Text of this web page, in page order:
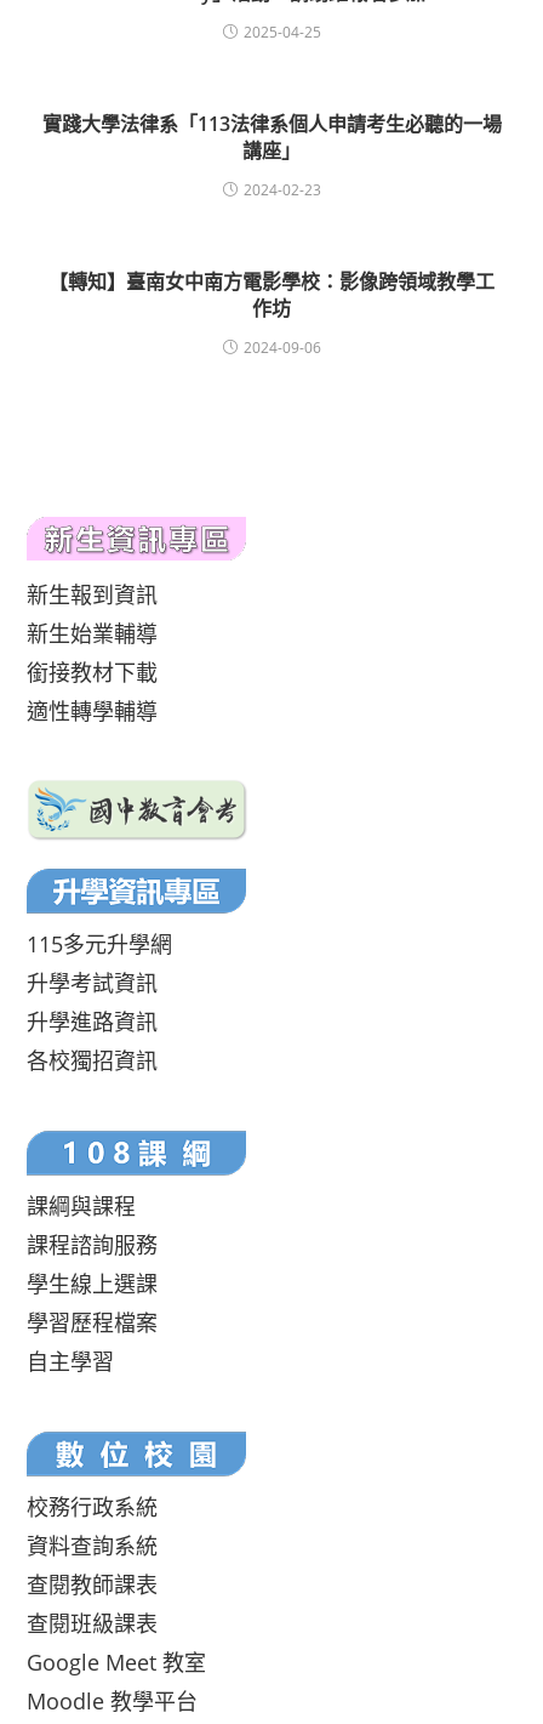
2025-04-25
實踐大學法律系「113法律系個人申請考生必聽的一場
講座」
2024-02-23
【轉知】臺南女中南方電影學校：影像跨領域教學工
作坊
2024-09-06
新生報到資訊
新生始業輔導
銜接教材下載
適性轉學輔導
115多元升學網
升學考試資訊
升學進路資訊
各校獨招資訊
課綱與課程
課程諮詢服務
學生線上選課
學習歷程檔案
自主學習
校務行政系統
資料查詢系統
查閱教師課表
查閱班級課表
Google Meet 教室
Moodle 教學平台